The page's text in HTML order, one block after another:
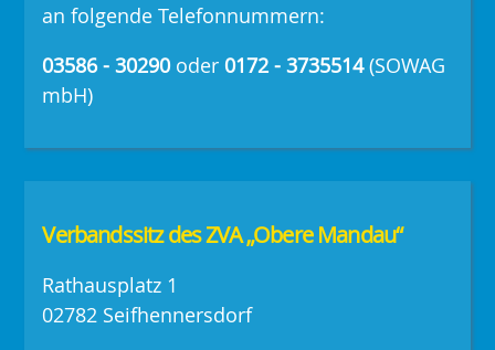
an folgende Telefonnummern:
03586 - 30290oder 0172 - 3735514(SOWAG
mbH)
Verbandssitz des ZVA „Obere Mandau“
Rathausplatz 1
02782 Seifhennersdorf